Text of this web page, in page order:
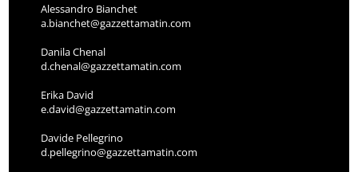
Alessandro Bianchet
a.bianchet@gazzettamatin.com
Danila Chenal
d.chenal@gazzettamatin.com
Erika David
e.david@gazzettamatin.com
Davide Pellegrino
d.pellegrino@gazzettamatin.com